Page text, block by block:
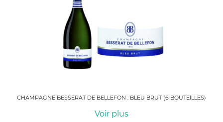
CHAMPAGNE BESSERAT DE BELLEFON : BLEU BRUT (6 BOUTEILLES)
Voir plus